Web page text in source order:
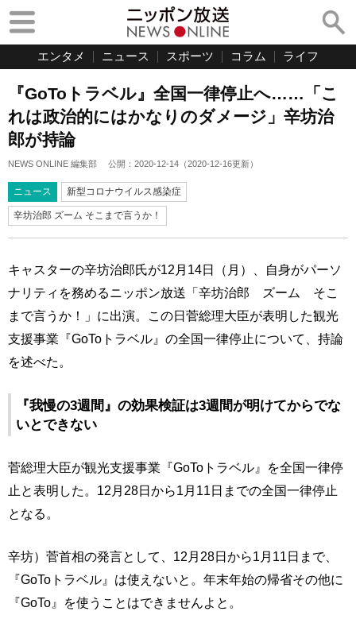
エンタメ ニュース スポーツ コラム ライフ
『GoToトラベル』全国一律停止へ……「こ
れは政治的にはかなりのダメージ」辛坊治
郎が持論
NEWS ONLINE 編集部 公開： 2020-12-14 （2020-12-16更新）
ニュース 新型コロナウイルス感染症
辛坊治郎 ズーム そこまで言うか！
キャスターの辛坊治郎氏が12月14日（月）、自身がパーソ
ナリティを務めるニッポン放送「辛坊治郎 ズーム そこ
まで言うか！」に出演。この日菅総理大臣が表明した観光
支援事業『GoToトラベル』の全国一律停止について、持論
を述べた。
『我慢の3週間』の効果検証は3週間が明けてからでな
いとできない
菅総理大臣が観光支援事業『GoToトラベル』を全国一律停
止と表明した。12月28日から1月11日までの全国一律停止
となる。
辛坊）菅首相の発言として、12月28日から1月11日まで、
『GoToトラベル』は使えないと。年末年始の帰省その他に
『GoTo』を使うことはできませんよと。